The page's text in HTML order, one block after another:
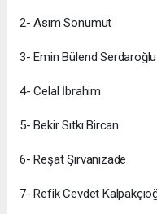
2- Asım Sonumut
3- Emin Bülend Serdaroğlu
4- Celal İbrahim
5- Bekir Sıtkı Bircan
6- Reşat Şirvanizade
7- Refik Cevdet